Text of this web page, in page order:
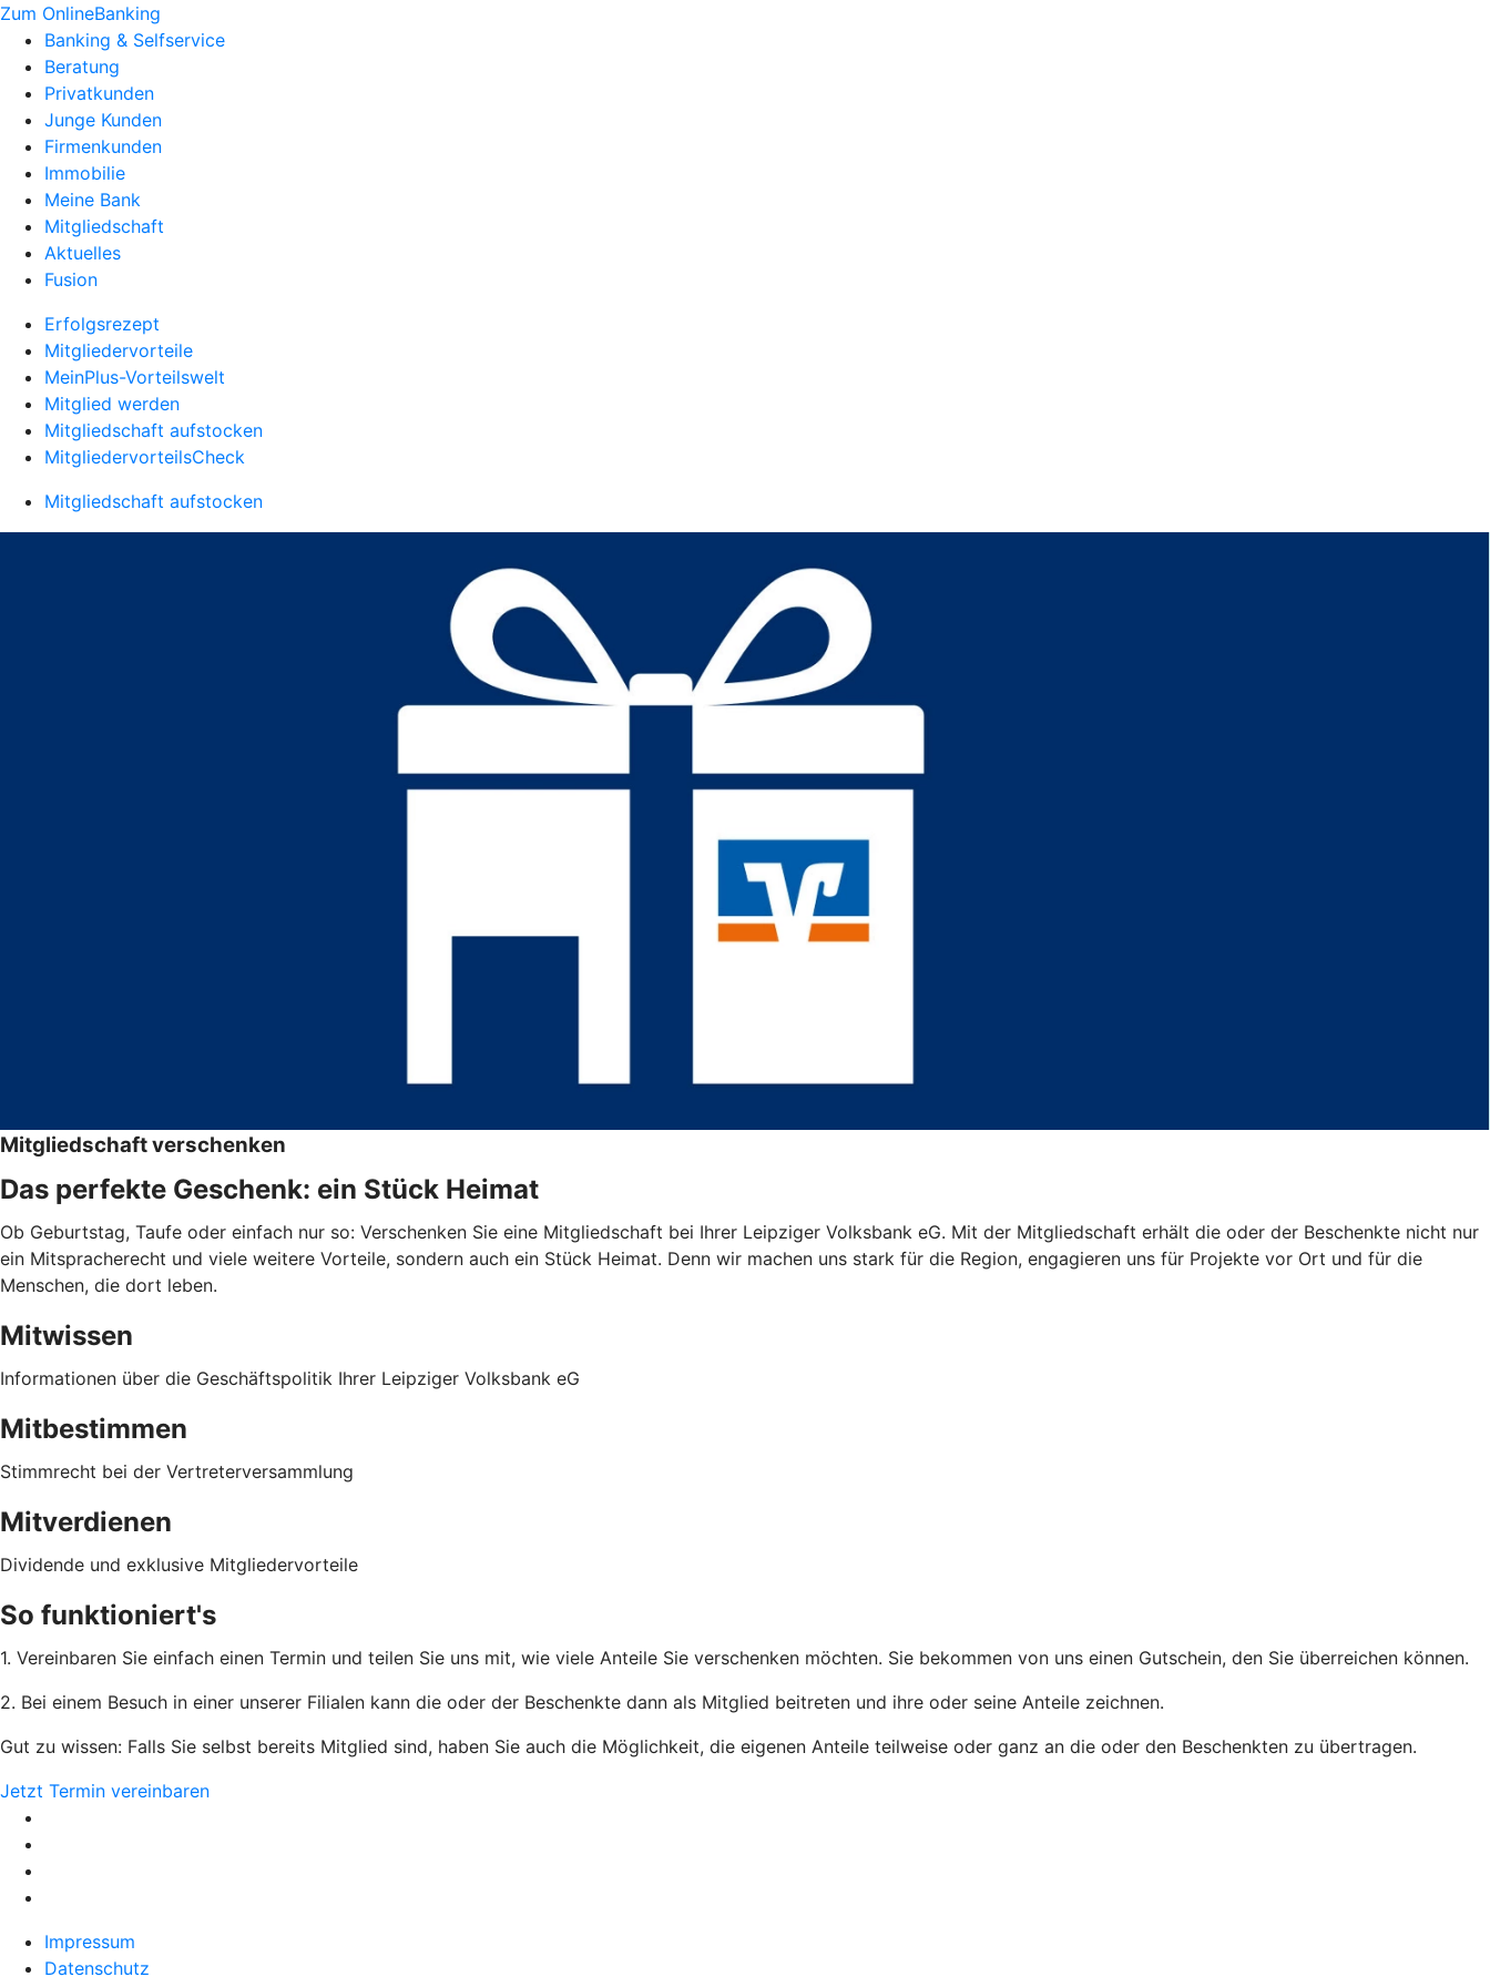
Zum OnlineBanking
Banking & Selfservice
Beratung
Privatkunden
Junge Kunden
Firmenkunden
Immobilie
Meine Bank
Mitgliedschaft
Aktuelles
Fusion
Erfolgsrezept
Mitgliedervorteile
MeinPlus-Vorteilswelt
Mitglied werden
Mitgliedschaft aufstocken
MitgliedervorteilsCheck
Mitgliedschaft aufstocken
Mitgliedschaft verschenken
Das perfekte Geschenk: ein Stück Heimat
Ob Geburtstag, Taufe oder einfach nur so: Verschenken Sie eine Mitgliedschaft bei Ihrer Leipziger Volksbank eG. Mit der Mitgliedschaft erhält die oder der Beschenkte nicht nur
ein Mitspracherecht und viele weitere Vorteile, sondern auch ein Stück Heimat. Denn wir machen uns stark für die Region, engagieren uns für Projekte vor Ort und für die
Menschen, die dort leben.
Mitwissen
Informationen über die Geschäftspolitik Ihrer Leipziger Volksbank eG
Mitbestimmen
Stimmrecht bei der Vertreterversammlung
Mitverdienen
Dividende und exklusive Mitgliedervorteile
So funktioniert's
1. Vereinbaren Sie einfach einen Termin und teilen Sie uns mit, wie viele Anteile Sie verschenken möchten. Sie bekommen von uns einen Gutschein, den Sie überreichen können.
2. Bei einem Besuch in einer unserer Filialen kann die oder der Beschenkte dann als Mitglied beitreten und ihre oder seine Anteile zeichnen.
Gut zu wissen: Falls Sie selbst bereits Mitglied sind, haben Sie auch die Möglichkeit, die eigenen Anteile teilweise oder ganz an die oder den Beschenkten zu übertragen.
Jetzt Termin vereinbaren
Impressum
Datenschutz